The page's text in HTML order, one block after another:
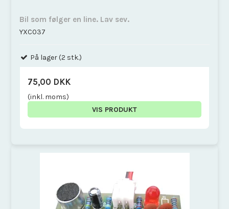
Bil som følger en line. Lav sev.
YXC037
På lager (2 stk.)
75,00 DKK
(inkl. moms)
VIS PRODUKT